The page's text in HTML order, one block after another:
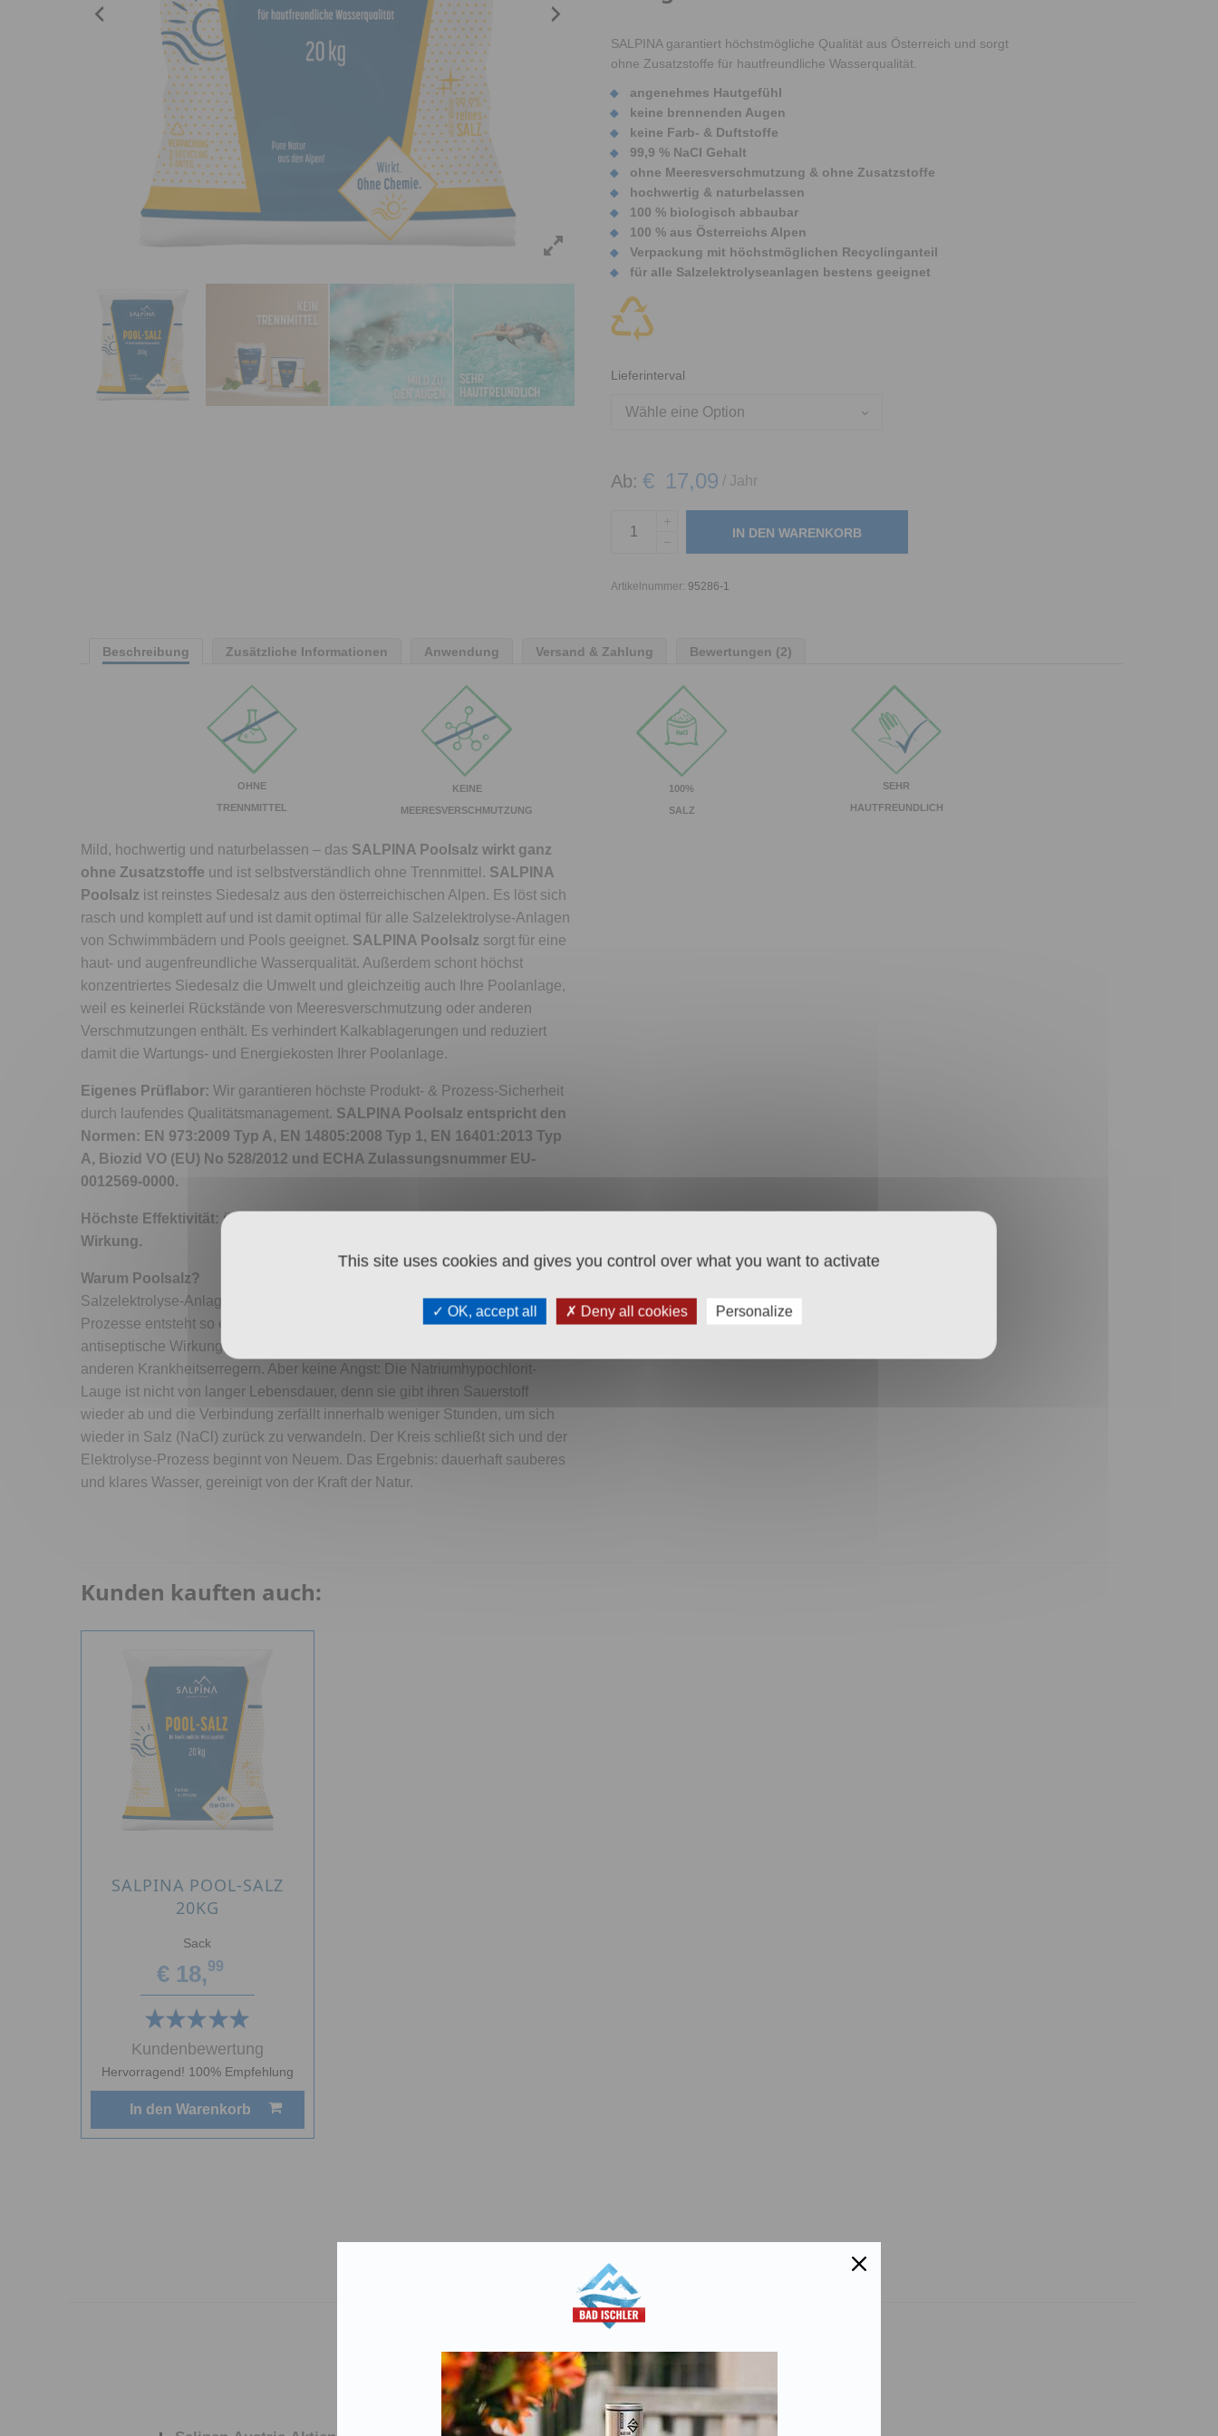
SALPINA garantiert höchstmögliche Qualität aus Österreich und sorgt
ohne Zusatzstoffe für hautfreundliche Wasserqualität.
angenehmes Hautgefühl
keine brennenden Augen
keine Farb- & Duftstoffe
99,9 % NaCI Gehalt
ohne Meeresverschmutzung & ohne Zusatzstoffe
hochwertig & naturbelassen
100 % biologisch abbaubar
100 % aus Österreichs Alpen
Verpackung mit höchstmöglichen Recyclinganteil
für alle Salzelektrolyseanlagen bestens geeignet
Lieferinterval
Ab: € 17,09 / Jahr
IN DEN WARENKORB
Artikelnummer: 95286-1
Beschreibung Zusätzliche Informationen Anwendung Versand & Zahlung Bewertungen (2)
OHNE
TRENNMITTEL
KEINE
MEERESVERSCHMUTZUNG
100%
SALZ
SEHR
HAUTFREUNDLICH
Mild, hochwertig und naturbelassen – das SALPINA Poolsalz wirkt ganz
ohne Zusatzstoffe und ist selbstverständlich ohne Trennmittel. SALPINA
Poolsalz ist reinstes Siedesalz aus den österreichischen Alpen. Es löst sich
rasch und komplett auf und ist damit optimal für alle Salzelektrolyse-Anlagen
von Schwimmbädern und Pools geeignet. SALPINA Poolsalz sorgt für eine
haut- und augenfreundliche Wasserqualität. Außerdem schont höchst
konzentriertes Siedesalz die Umwelt und gleichzeitig auch Ihre Poolanlage,
weil es keinerlei Rückstände von Meeresverschmutzung oder anderen
Verschmutzungen enthält. Es verhindert Kalkablagerungen und reduziert
damit die Wartungs- und Energiekosten Ihrer Poolanlage.
Eigenes Prüflabor: Wir garantieren höchste Produkt- & Prozess-Sicherheit
durch laufendes Qualitätsmanagement. SALPINA Poolsalz entspricht den
Normen: EN 973:2009 Typ A, EN 14805:2008 Typ 1, EN 16401:2013 Typ
A, Biozid VO (EU) No 528/2012 und ECHA Zulassungsnummer EU-
0012569-0000.
Höchste Effektivität: über 99,9 % NaCI Reinheit sichert höchste
Wirkung.
Warum Poolsalz?
Salzelektrolyse-Anlagen wandeln Poolsalz in Chlor um. Über mehrere
Prozesse entsteht so eine Natriumhypochlorit-Lauge, die eine leicht
antiseptische Wirkung hat. Sie reinigt das Wasser von Bakterien, Viren und
anderen Krankheitserregern. Aber keine Angst: Die Natriumhypochlorit-
Lauge ist nicht von langer Lebensdauer, denn sie gibt ihren Sauerstoff
wieder ab und die Verbindung zerfällt innerhalb weniger Stunden, um sich
wieder in Salz (NaCl) zurück zu verwandeln. Der Kreis schließt sich und der
Elektrolyse-Prozess beginnt von Neuem. Das Ergebnis: dauerhaft sauberes
und klares Wasser, gereinigt von der Kraft der Natur.
Kunden kauften auch:
SALPINA POOL-SALZ
20KG
Sack
€ 18,99
Kundenbewertung
Hervorragend! 100% Empfehlung
In den Warenkorb
This site uses cookies and gives you control over what you want to activate
OK, accept all Deny all cookies Personalize